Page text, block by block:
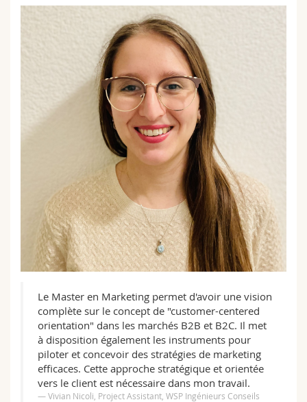
Le Master en Marketing permet d'avoir une vision
complète sur le concept de "customer-centered
orientation" dans les marchés B2B et B2C. Il met
à disposition également les instruments pour
piloter et concevoir des stratégies de marketing
efficaces. Cette approche stratégique et orientée
vers le client est nécessaire dans mon travail.
Vivian Nicoli, Project Assistant, WSP Ingénieurs Conseils